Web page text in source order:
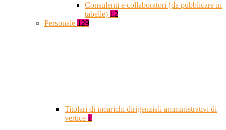
Consulenti e collaboratori (da pubblicare in
tabelle) 12
Personale 129
Titolari di incarichi dirigenziali amministrativi di
vertice 1